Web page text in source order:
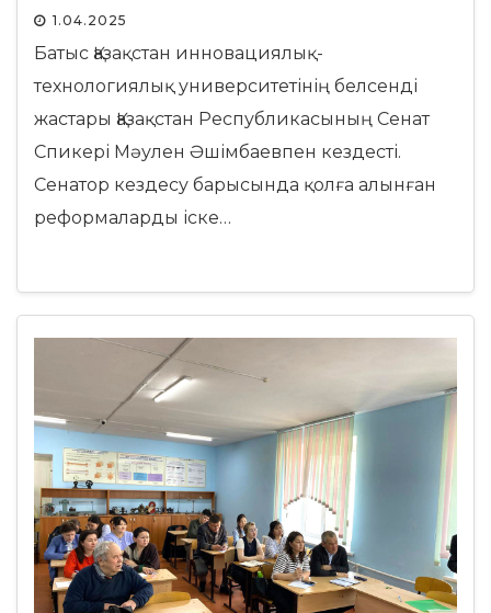
1.04.2025
Батыс Қазақстан инновациялық-
технологиялық университетінің белсенді
жастары Қазақстан Республикасының Сенат
Спикері Мәулен Әшімбаевпен кездесті.
Сенатор кездесу барысында қолға алынған
реформаларды іске…